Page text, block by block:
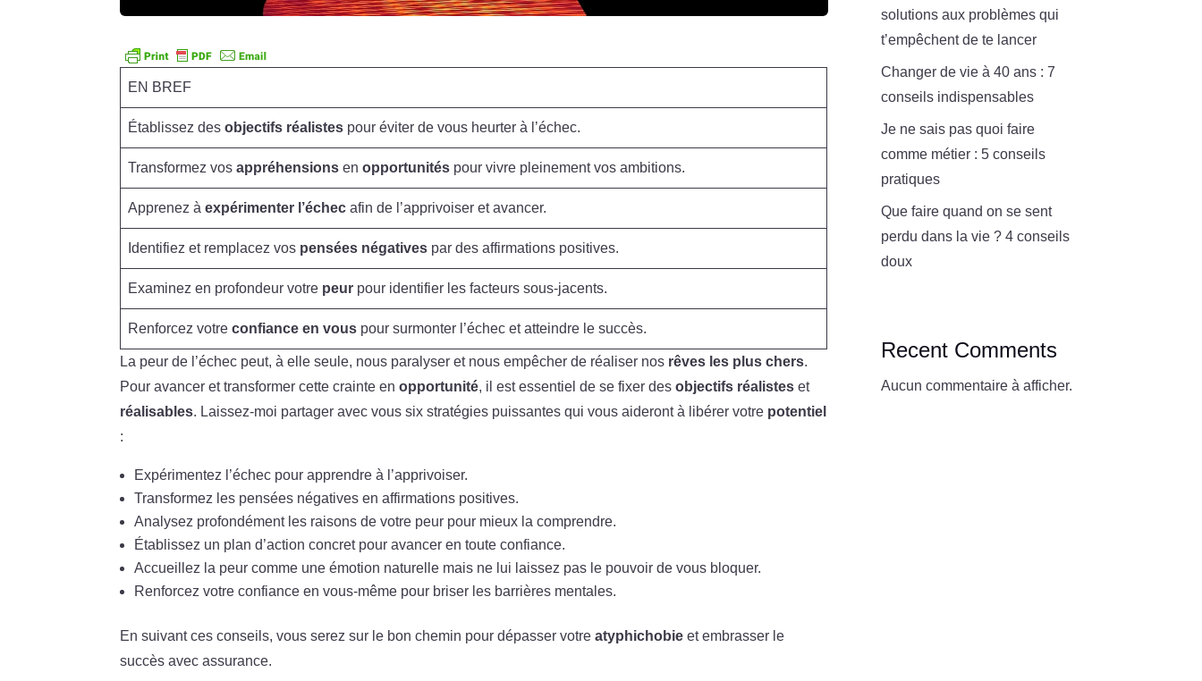
EN BREF
Établissez desobjectifs réalistes pour éviter de vous heurter à l’échec.
Transformez vosappréhensions enopportunités pour vivre pleinement vos ambitions.
Apprenez àexpérimenter l’échec afin de l’apprivoiser et avancer.
Identifiez et remplacez vos pensées négatives par des affirmations positives.
Examinez en profondeur votre peur pour identifier les facteurs sous-jacents.
Renforcez votreconfiance en vous pour surmonter l’échec et atteindre le succès.
La peur de l’échec peut, à elle seule, nous paralyser et nous empêcher de réaliser nos rêves les plus chers.
Pour avancer et transformer cette crainte enopportunité, il est essentiel de se fixer desobjectifs réalistes et
réalisables. Laissez-moi partager avec vous six stratégies puissantes qui vous aideront à libérer votre potentiel
:
Expérimentez l’échec pour apprendre à l’apprivoiser.
Transformez les pensées négatives en affirmations positives.
Analysez profondément les raisons de votre peur pour mieux la comprendre.
Établissez un plan d’action concret pour avancer en toute confiance.
Accueillez la peur comme une émotion naturelle mais ne lui laissez pas le pouvoir de vous bloquer.
Renforcez votre confiance en vous-même pour briser les barrières mentales.
En suivant ces conseils, vous serez sur le bon chemin pour dépasser votreatyphichobie et embrasser le
succès avec assurance.
solutions aux problèmes qui
t’empêchent de te lancer
Changer de vie à 40 ans : 7
conseils indispensables
Je ne sais pas quoi faire
comme métier : 5 conseils
pratiques
Que faire quand on se sent
perdu dans la vie ? 4 conseils
doux
Recent Comments
Aucun commentaire à afficher.